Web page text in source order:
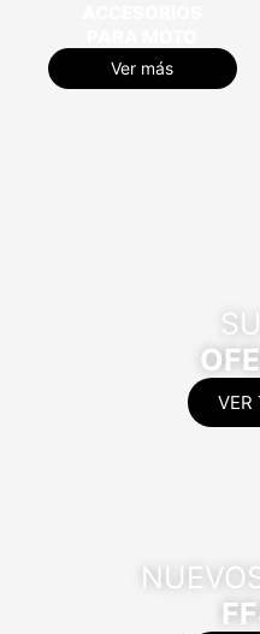
Ver más
VER